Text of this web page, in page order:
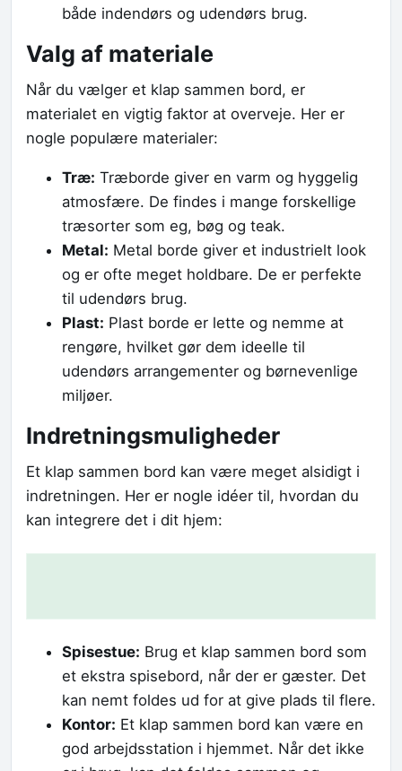
både indendørs og udendørs brug.
Valg af materiale
Når du vælger et klap sammen bord, er
materialet en vigtig faktor at overveje. Her er
nogle populære materialer:
Træ: Træborde giver en varm og hyggelig
atmosfære. De findes i mange forskellige
træsorter som eg, bøg og teak.
Metal: Metal borde giver et industrielt look
og er ofte meget holdbare. De er perfekte
til udendørs brug.
Plast: Plast borde er lette og nemme at
rengøre, hvilket gør dem ideelle til
udendørs arrangementer og børnevenlige
miljøer.
Indretningsmuligheder
Et klap sammen bord kan være meget alsidigt i
indretningen. Her er nogle idéer til, hvordan du
kan integrere det i dit hjem:
Spisestue: Brug et klap sammen bord som
et ekstra spisebord, når der er gæster. Det
kan nemt foldes ud for at give plads til flere.
Kontor: Et klap sammen bord kan være en
god arbejdsstation i hjemmet. Når det ikke